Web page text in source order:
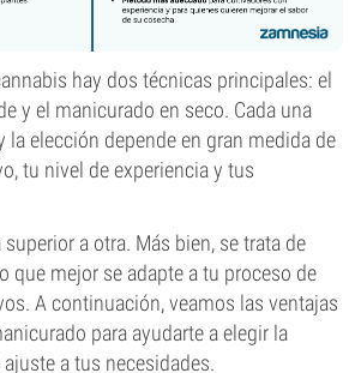
hay dos técnicas principales: el
y el manicurado en seco. Cada una
la elección depende en gran medida de
tu nivel de experiencia y tus
a otra. Más bien, se trata de
que mejor se adapte a tu proceso de
A continuación, veamos las ventajas
para ayudarte a elegir la
a tus necesidades.